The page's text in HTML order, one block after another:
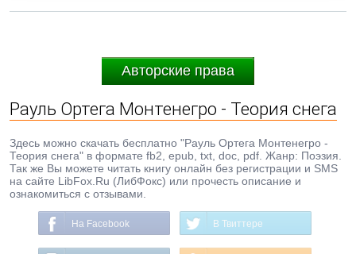
Авторские права
Рауль Ортега Монтенегро - Теория снега
Здесь можно скачать бесплатно "Рауль Ортега Монтенегро -
Теория снега" в формате fb2, epub, txt, doc, pdf. Жанр: Поэзия.
Так же Вы можете читать книгу онлайн без регистрации и SMS
на сайте LibFox.Ru (ЛибФокс) или прочесть описание и
ознакомиться с отзывами.
На Facebook В Твиттере